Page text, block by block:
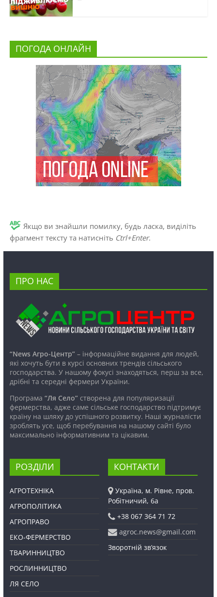
ПОГОДА ОНЛАЙН
Якщо ви знайшли помилку, будь ласка, виділіть
фрагмент тексту та натисніть Ctrl+Enter.
ПРО НАС
“News Агро-Центр”– інформаційне видання для людей,
які хочуть бути в курсі основних трендів сільського
господарства. У нашому фокусі знаходяться, перш за все,
дрібні та середні фермери України.
Програма “Ля Село”створена для популяризації
фермерства, адже саме сільське господарство підтримує
країну на шляху до успішного розвитку. Наші журналісти
зроблять усе, щоб перебування на нашому сайті було
максимально інформативним та цікавим.
РОЗДІЛИ
АГРОТЕХНІКА
АГРОПОЛІТИКА
АГРОПРАВО
ЕКО-ФЕРМЕРСТВО
ТВАРИННИЦТВО
РОСЛИННИЦТВО
ЛЯ СЕЛО
КОНТАКТИ
Україна, м. Рівне, пров.
Робітничий, 6а
+38 067 364 71 72
agroc.news@gmail.com
Зворотній зв’язок